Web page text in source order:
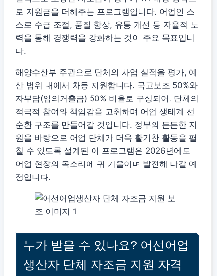
로 지원금을 더해주는 프로그램입니다. 어업인 스
스로 수급 조절, 품질 향상, 유통 개선 등 자율적 노
력을 통해 경쟁력을 강화하는 것이 주요 목표입니
다.
해양수산부 주관으로 단체의 사업 실적을 평가, 예
산 범위 내에서 차등 지원합니다. 국고보조 50%와
자부담(임의거출금) 50% 비율로 구성되어, 단체의
적극적 참여와 책임감을 고취하며 어업 생태계 선
순환 구조를 만들어갈 것입니다. 정부의 든든한 지
원을 바탕으로 어업 단체가 더욱 활기찬 활동을 펼
칠 수 있도록 설계된 이 프로그램은 2026년에도
어업 현장의 목소리에 귀 기울이며 발전해 나갈 예
정입니다.
누가 받을 수 있나요? 어선어업
생산자 단체 자조금 지원 자격